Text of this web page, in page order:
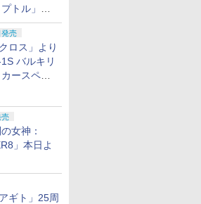
トル」本
発売
ロス」より
バルキリ
ースペシ
売
女神：
」本日よ
ギト」25周